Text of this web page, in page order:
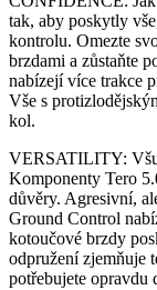
tak, aby poskytly
kontrolu. Omezte
brzdami a zůstaňte
nabízejí více trakce
Vše s
kol.
VERSATILITY:
Komponenty Tero
důvěry. Agresivní,
Ground Control
kotoučové brzdy
odpružení zjemňuje
potřebujete opravdu